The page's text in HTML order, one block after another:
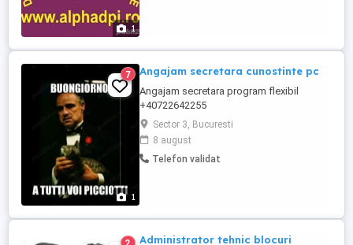
1
1
7 Angajam secretara cunostinte pc
Angajam secretara program flexibil
+40722642255
Sector 3, Bucuresti
8 august
Telefon validat
Administrator tehnic blocuri